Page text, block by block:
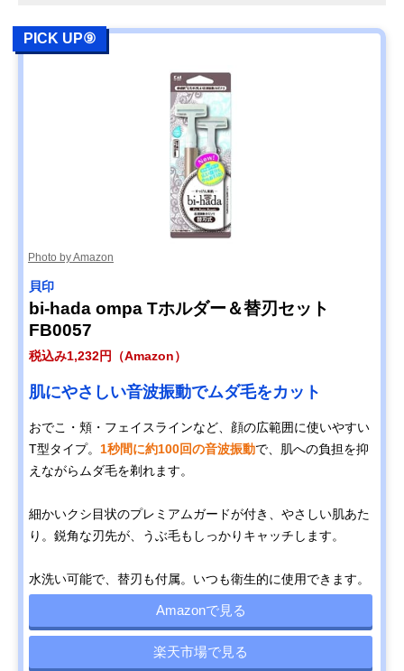
PICK UP⑨
Photo by Amazon
貝印
bi-hada ompa Tホルダー＆替刃セット
FB0057
税込み1,232円（Amazon）
肌にやさしい音波振動でムダ毛をカット
おでこ・頬・フェイスラインなど、顔の広範囲に使いやすい
T型タイプ。 1秒間に約100回の音波振動で、肌への負担を抑
えながらムダ毛を剃れます。
細かいクシ目状のプレミアムガードが付き、やさしい肌あた
り。鋭角な刃先が、うぶ毛もしっかりキャッチします。
水洗い可能で、替刃も付属。いつも衛生的に使用できます。
Amazonで見る
楽天市場で見る